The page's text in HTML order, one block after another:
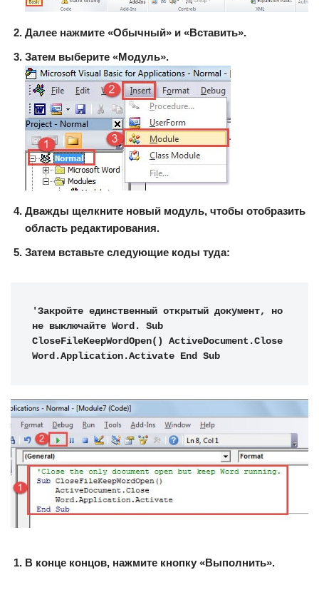
Далее нажмите «Обычный» и «Вставить».
Затем выберите «Модуль».
Дважды щелкните новый модуль, чтобы отобразить
область редактирования.
Затем вставьте следующие коды туда:
'Закройте единственный открытый документ, но
не выключайте Word. Sub
CloseFileKeepWordOpen() ActiveDocument.Close
Word.Application.Activate End Sub
В конце концов, нажмите кнопку «Выполнить».